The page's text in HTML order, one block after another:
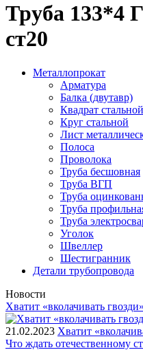
Труба 133*4
ст20
Металлопрокат
Арматура
Балка (двутавр)
Квадрат стальной
Круг стальной
Лист
Полоса
Проволока
Труба бесшовная
Труба ВГП
Труба
Труба
Труба
Уголок
Швеллер
Шестигранник
Детали трубопровода
Новости
Хватит «вколачивать
21.02.2023 Хватит
Что ждать отечественному